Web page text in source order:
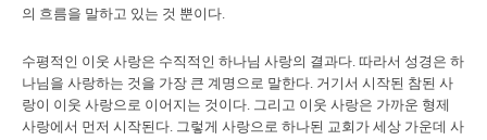
의 흐름을 말하고 있는 것 뿐이다.
수평적인 이웃 사랑은 수직적인 하나님 사랑의 결과다. 따라서 성경은 하
나님을 사랑하는 것을 가장 큰 계명으로 말한다. 거기서 시작된 참된 사
랑이 이웃 사랑으로 이어지는 것이다. 그리고 이웃 사랑은 가까운 형제
사랑에서 먼저 시작된다. 그렇게 사랑으로 하나된 교회가 세상 가운데 사